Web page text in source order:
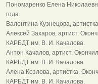
Пономаренко Елена
года.
Валентина Кузнецова,
Алексей Захаров, артист.
КАРБДТ им. В. И. Качалова.
Антон Качалов, артист.
КАРБДТ им. В. И. Качалова.
Алена Козлова, артистка.
КАРБДТ им. В. И. Качалова.